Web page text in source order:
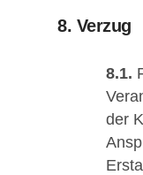
8. Verzug
8.1.
der